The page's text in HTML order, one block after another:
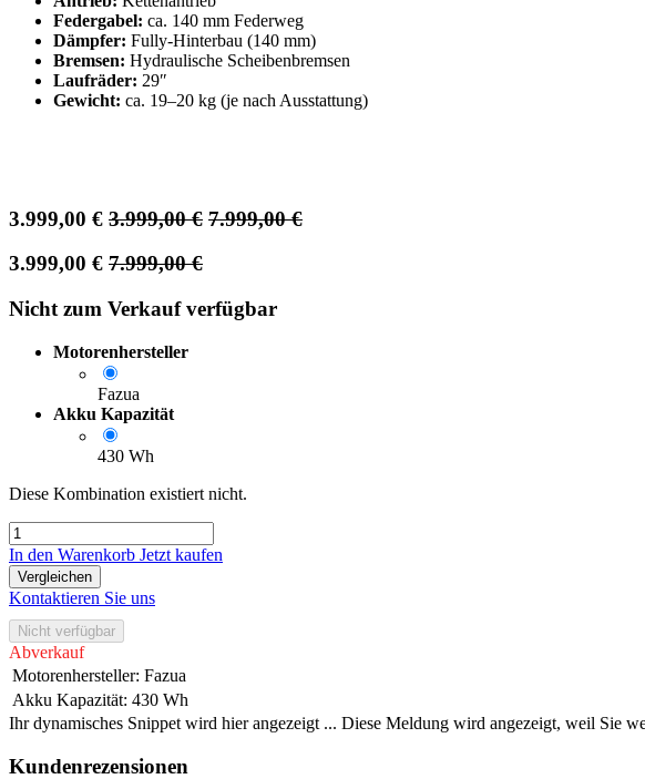
Federgabel: ca. 140 mm Federweg
Dämpfer: Fully-Hinterbau (140 mm)
Bremsen: Hydraulische Scheibenbremsen
Laufräder: 29″
Gewicht: ca. 19–20 kg (je nach Ausstattung)
3.999,00 € 3.999,00€ 7.999,00€
3.999,00 € 7.999,00€
Nicht zum Verkauf verfügbar
Motorenhersteller
Fazua
Akku Kapazität
430 Wh
Diese Kombination existiert nicht.
In den Warenkorb Jetzt kaufen
Vergleichen
Kontaktieren Sie uns
Nicht verfügbar
Abverkauf
Motorenhersteller: Fazua
Akku Kapazität: 430 Wh
Ihr dynamisches Snippet wird hier angezeigt ... Diese Meldung wird angezeigt, weil Sie
Kundenrezensionen